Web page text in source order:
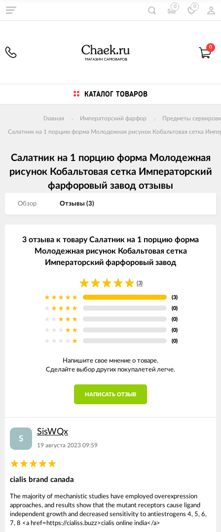
0 0
0
КАТАЛОГ ТОВАРОВ
Главная Императорский фарфор Предметы
Салатник на 1 порцию форма Молодежная рисунок Кобальтовая сетка
Салатник на 1 порцию форма Молодежная
рисунок Кобальтовая сетка Императорский
фарфоровый завод отзывы
Обзор Отзывы (3)
3 отзыва к товару Салатник на 1 порцию форма
Молодежная рисунок Кобальтовая сетка
Императорский фарфоровый завод
(3)
(3)
(0)
(0)
(0)
(0)
Напишите свое мнение о товаре.
Сделайте выбор других покупалетей легче.
НАПИСАТЬ ОТЗЫВ
S
SisWQx
19 августа 2023 09:59
cialis brand canada
The majority of mechanistic studies have employed overexpression
approaches, and results show that the mutant receptors cause ligand
independent growth and decreased sensitivity to antiestrogens 4, 5, 6,
7, 8 <a href=https://cialiss.buzz>cialis online india</a>